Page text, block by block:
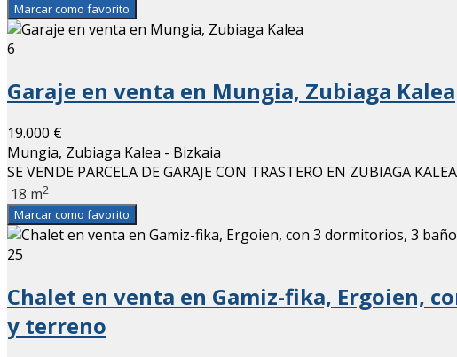
Marcar como favorito
6
Garaje en venta en Mungia, Zubiaga Kalea
19.000 €
Mungia, Zubiaga Kalea - Bizkaia
SE VENDE PARCELA DE GARAJE CON TRASTERO EN ZUBIAGA
18 m2
Marcar como favorito
25
Chalet en venta en Gamiz-fika, Ergoien,
y terreno